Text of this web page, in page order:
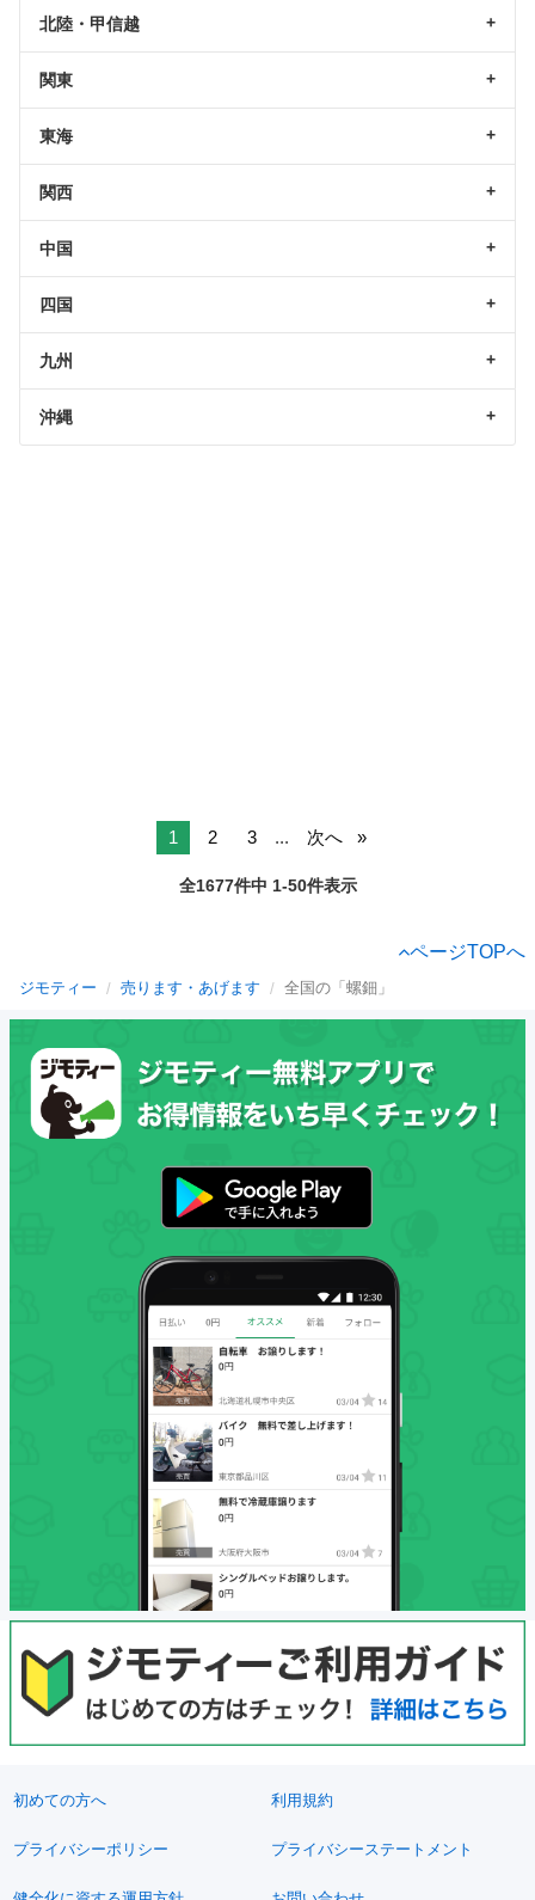
北陸・甲信越
関東
東海
関西
中国
四国
九州
沖縄
1 2 3 ... 次へ
全1677件中 1-50件表示
ページTOPへ
ジモティー 売ります・あげます 全国の「螺鈿」
初めての方へ 利用規約
プライバシーポリシー プライバシーステートメント